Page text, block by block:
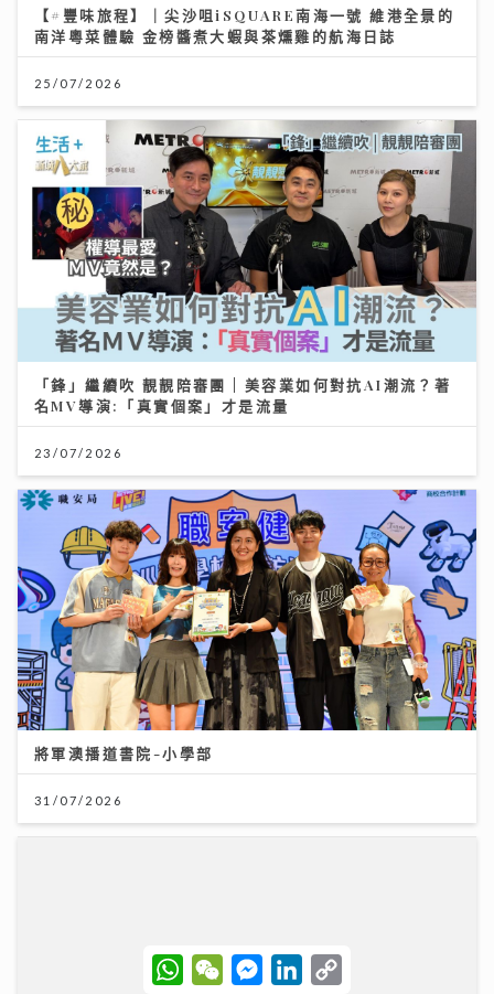
【#豐味旅程】｜尖沙咀iSQUARE南海一號 維港全景的
南洋粵菜體驗 金榜醬煮大蝦與茶燻雞的航海日誌
25/07/2026
「鋒」繼續吹 靚靚陪審團 | 美容業如何對抗AI潮流？著
名MV導演:「真實個案」才是流量
23/07/2026
將軍澳播道書院-小學部
31/07/2026
W
h
W
e
M
e
L